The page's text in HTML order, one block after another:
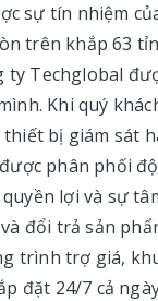
sự tín nhiệm
trên khắp 63
Techglobal
Khi quý
bị giám sát
phân phối
lợi và sự
đổi trả sản
trình trợ giá,
đặt 24/7 cả